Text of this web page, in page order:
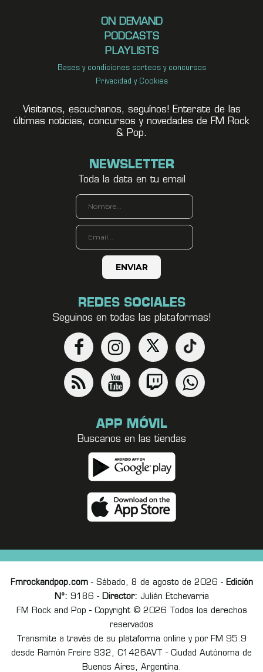
ON DEMAND
PODCASTS
PLAYLISTS
Bases y condiciones sorteos y concursos
Privacidad y Cookies
Visitanos, escuchanos, seguínos! Enterate de las
últimas noticias, concursos y novedades de FM Rock
& Pop.
NEWSLETTER
Toda la data en tu email
REDES SOCIALES
Seguinos en todas las plataformas!
APP MÓVIL
Buscanos en las tiendas
Fmrockandpop.com- Sábado, 8 de agosto de 2026 - Edición
Nº: 9186 - Director: Julián Etchevarria
FM Rock and Pop - Copyright © 2026 Todos los derechos
reservados
Transmite a través de su plataforma online y por FM 95.9
desde Ramón Freire 932, C1426AVT - Ciudad Autónoma de
Buenos Aires, Argentina.